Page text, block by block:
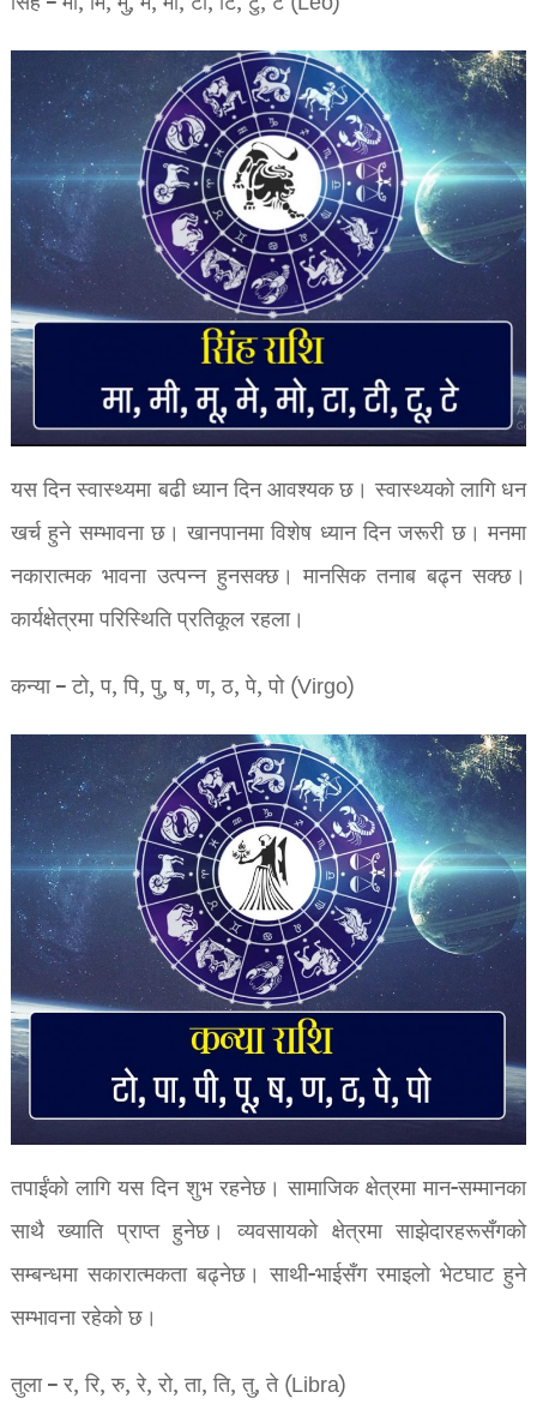
यस दिन स्वास्थ्यमा बढी ध्यान दिन आवश्यक छ। स्वास्थ्यको लागि धन
खर्च हुने सम्भावना छ। खानपानमा विशेष ध्यान दिन जरूरी छ। मनमा
नकारात्मक भावना उत्पन्न हुनसक्छ। मानसिक तनाब बढ्न सक्छ।
कार्यक्षेत्रमा परिस्थिति प्रतिकूल रहला।
कन्या – टो, प, पि, पु, ष, ण, ठ, पे, पो (Virgo)
तपाईंको लागि यस दिन शुभ रहनेछ। सामाजिक क्षेत्रमा मान-सम्मानका
साथै ख्याति प्राप्त हुनेछ। व्यवसायको क्षेत्रमा साझेदारहरूसँगको
सम्बन्धमा सकारात्मकता बढ्नेछ। साथी-भाईसँग रमाइलो भेटघाट हुने
सम्भावना रहेको छ।
तुला – र, रि, रु, रे, रो, ता, ति, तु, ते (Libra)